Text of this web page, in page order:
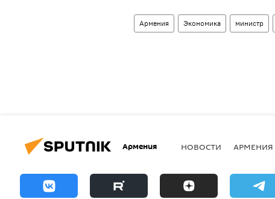
Армения Экономика министр
Армения НОВОСТИ АРМЕНИЯ